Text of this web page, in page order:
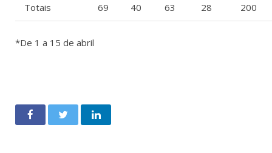
Totais 69 40 63 28 200
*De 1 a 15 de abril